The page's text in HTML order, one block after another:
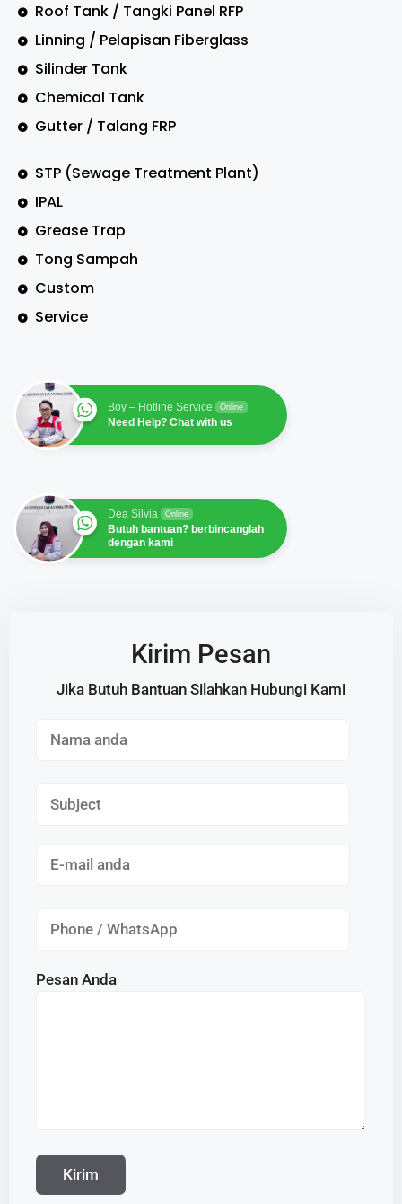
Roof Tank / Tangki Panel RFP
Linning / Pelapisan Fiberglass
Silinder Tank
Chemical Tank
Gutter / Talang FRP
STP (Sewage Treatment Plant)
IPAL
Grease Trap
Tong Sampah
Custom
Service
Boy – Hotline Service Online
Need Help? Chat with us
Dea Silvia Online
Butuh bantuan? berbincanglah
dengan kami
Kirim Pesan
Jika Butuh Bantuan Silahkan Hubungi Kami
Pesan Anda